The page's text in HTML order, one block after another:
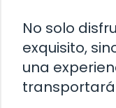
No solo
exquisito,
una